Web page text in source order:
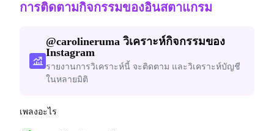
การติดตามกิจกรรมของอินสตาแกรม
@carolineruma วิเคราะห์กิจกรรมของ
Instagram
รายงานการวิเคราะห์นี้ จะติดตาม และวิเคราะห์บัญชี
ในหลายมิติ
เพลงอะไร